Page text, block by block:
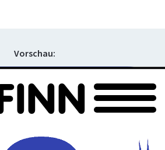
Vorschau: